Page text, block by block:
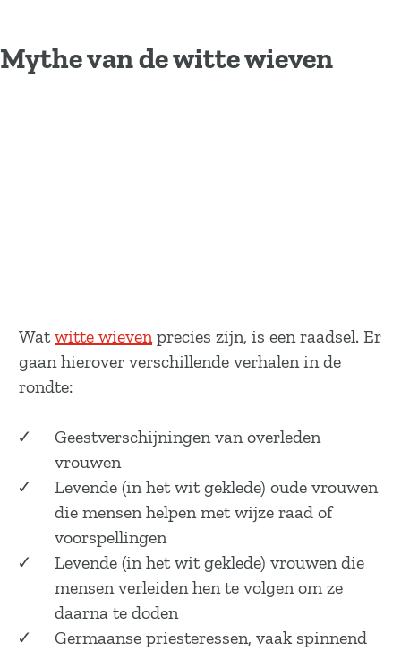
Mythe van de witte wieven
Watwitte wievenprecies zijn, is een raadsel. Er
gaan hierover verschillende verhalen in de
rondte:
Geestverschijningen van overleden
vrouwen
Levende (in het wit geklede) oude vrouwen
die mensen helpen met wijze raad of
voorspellingen
Levende (in het wit geklede) vrouwen die
mensen verleiden hen te volgen om ze
daarna te doden
Germaanse priesteressen, vaak spinnend